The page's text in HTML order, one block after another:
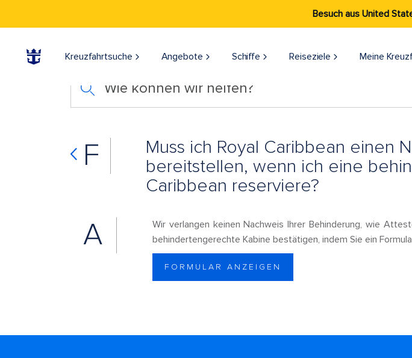
Besuch aus United
Kreuzfahrtsuche Angebote Schiffe Reiseziele​ Meine
Wie können wir helfen?
F
Muss ich Royal Caribbean einen
bereitstellen, wenn ich eine
Caribbean reserviere?
A
Wir verlangen keinen Nachweis Ihrer Behinderung, wie
behindertengerechte Kabine bestätigen, indem Sie ein
FORMULAR ANZEIGEN